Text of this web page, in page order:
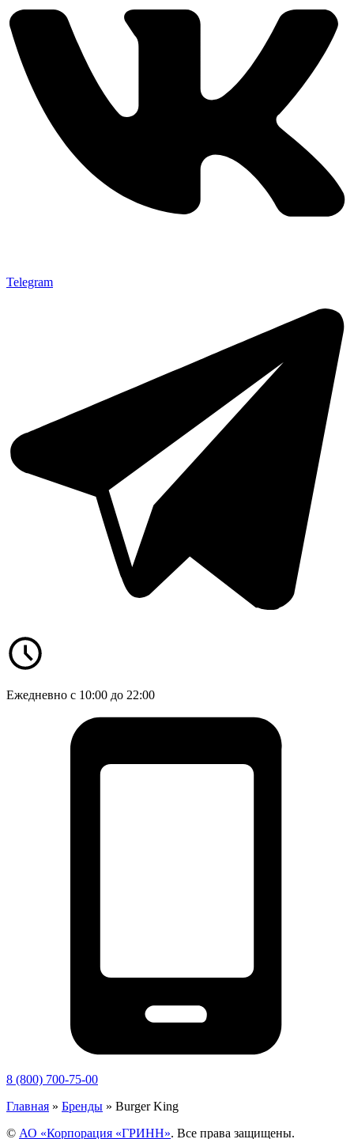
Telegram
Ежедневно с 10:00 до 22:00
8 (800) 700-75-00
Главная » Бренды » Burger King
© АО «Корпорация «ГРИНН». Все права защищены.